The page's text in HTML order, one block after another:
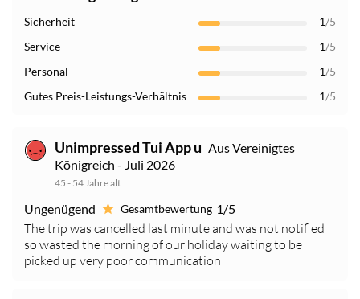
Sicherheit 1/5
Service
1/5
Personal
1/5
Gutes Preis-Leistungs-Verhältnis
1/5
Unimpressed Tui App u Aus Vereinigtes
Königreich - Juli 2026
45 - 54 Jahre alt
Ungenügend Gesamtbewertung 1/5
The trip was cancelled last minute and was not notified
so wasted the morning of our holiday waiting to be
picked up very poor communication